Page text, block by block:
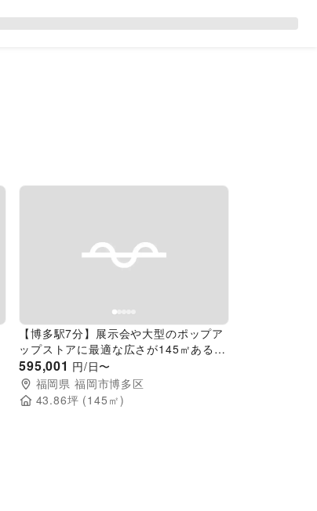
Previous slide
【博多駅7分】展示会や大型のポップア
ップストアに最適な広さが145㎡あるレ
ンタルスペース
595,001 円/日〜
福岡県 福岡市博多区
43.86坪 (145 ㎡)